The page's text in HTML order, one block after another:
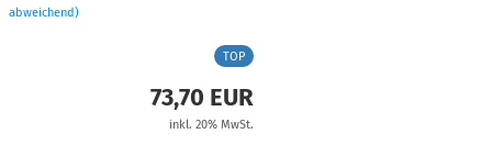
abweichend)
TOP
73,70 EUR
inkl. 20% MwSt.